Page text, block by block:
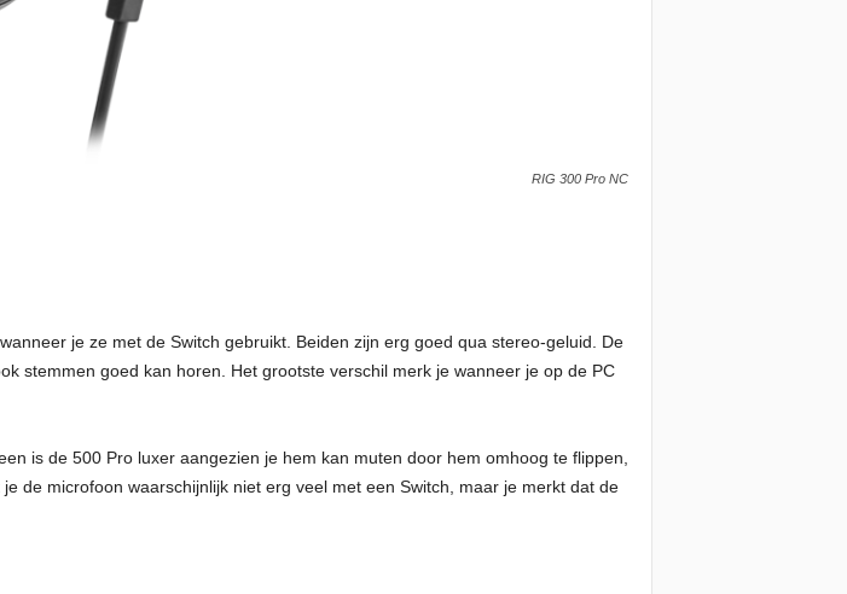
RIG 300 Pro NC
je ze met de Switch gebruikt. Beiden zijn erg goed qua stereo-geluid. De
stemmen goed kan horen. Het grootste verschil merk je wanneer je op de PC
is de 500 Pro luxer aangezien je hem kan muten door hem omhoog te flippen,
de microfoon waarschijnlijk niet erg veel met een Switch, maar je merkt dat de